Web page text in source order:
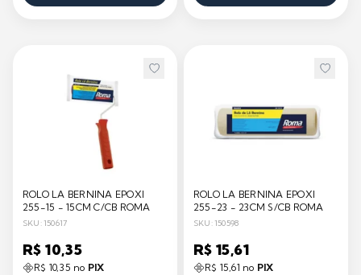
ROLO LA BERNINA EPOXI
255-15 - 15CM C/CB ROMA
SKU: 150617
R$ 10,35
R$ 10,35 no PIX
ROLO LA BERNINA EPOXI
255-23 - 23CM S/CB ROMA
SKU: 150598
R$ 15,61
R$ 15,61 no PIX